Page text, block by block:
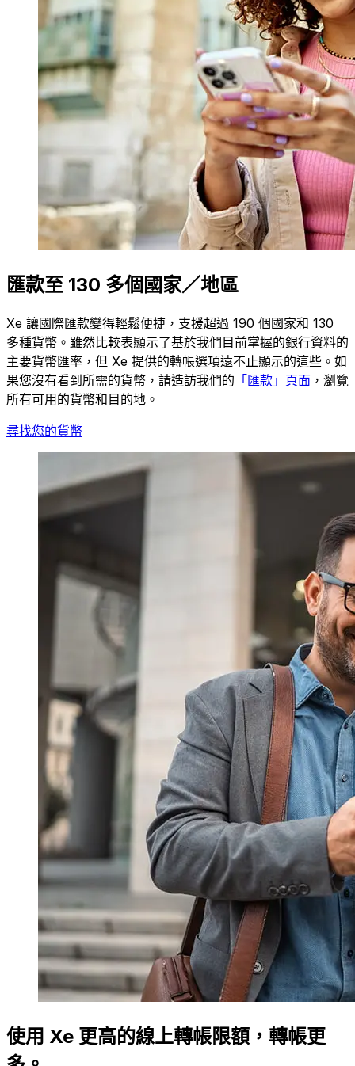
匯款至 130 多個國家／地區
Xe 讓國際匯款變得輕鬆便捷，支援超過 190 個國家和 130
多種貨幣。雖然比較表顯示了基於我們目前掌握的銀行資料的
主要貨幣匯率，但 Xe 提供的轉帳選項遠不止顯示的這些。如
果您沒有看到所需的貨幣，請造訪我們的 「匯款」頁面 ，瀏覽
所有可用的貨幣和目的地。
尋找您的貨幣
使用 Xe 更高的線上轉帳限額，轉帳更